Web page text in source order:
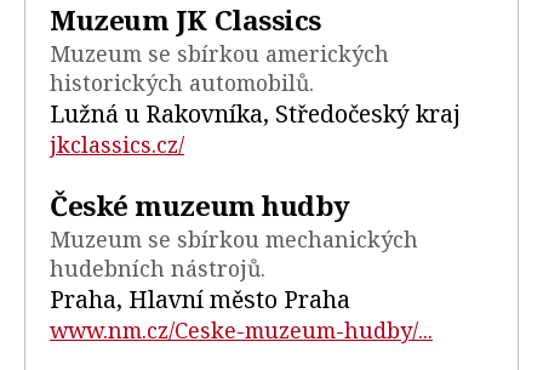
Muzeum JK Classics
Muzeum se sbírkou amerických
historických automobilů.
Lužná u Rakovníka, Středočeský kraj
jkclassics.cz/
České muzeum hudby
Muzeum se sbírkou mechanických
hudebních nástrojů.
Praha, Hlavní město Praha
www.nm.cz/Ceske-muzeum-hudby/...